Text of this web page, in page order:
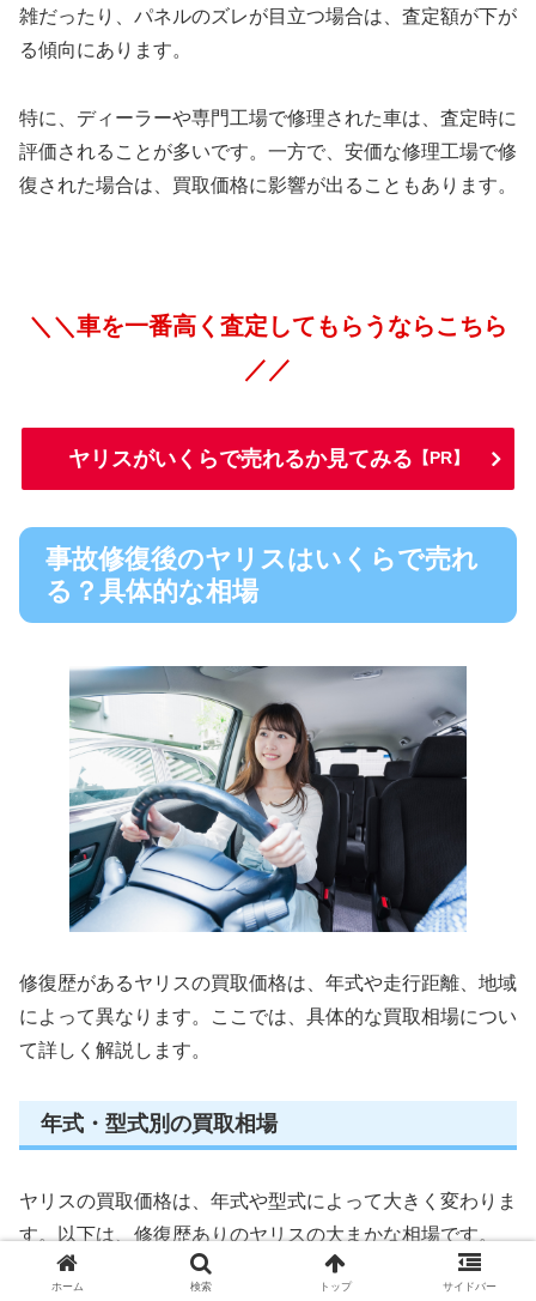
雑だったり、パネルのズレが目立つ場合は、査定額が下が
る傾向にあります。
特に、ディーラーや専門工場で修理された車は、査定時に
評価されることが多いです。一方で、安価な修理工場で修
復された場合は、買取価格に影響が出ることもあります。
＼＼車を一番高く査定してもらうならこちら
／／
ヤリスがいくらで売れるか見てみる 【PR】
事故修復後のヤリスはいくらで売れ
る？具体的な相場
修復歴があるヤリスの買取価格は、年式や走行距離、地域
によって異なります。ここでは、具体的な買取相場につい
て詳しく解説します。
年式・型式別の買取相場
ヤリスの買取価格は、年式や型式によって大きく変わりま
す。以下は、修復歴ありのヤリスの大まかな相場です。
ホーム 検索 トップ サイドバー